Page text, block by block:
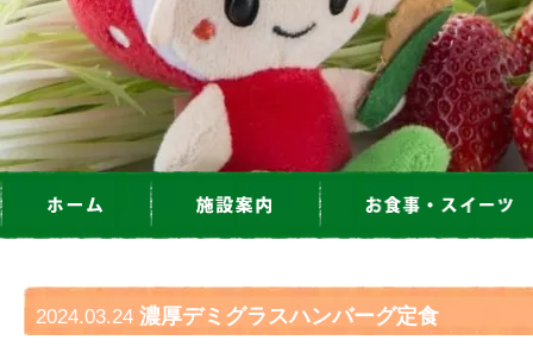
2024.03.24 濃厚デミグラスハンバーグ定食